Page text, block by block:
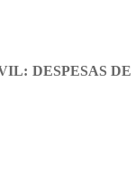
DESPESAS